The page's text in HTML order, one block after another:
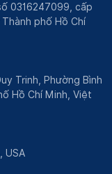
0316247099, cấp
phố Hồ Chí
Trinh, Phường Bình
Hồ Chí Minh, Việt
USA